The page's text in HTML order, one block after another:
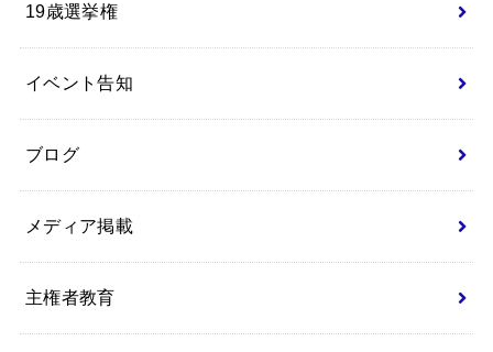
19歳選挙権
イベント告知
ブログ
メディア掲載
主権者教育